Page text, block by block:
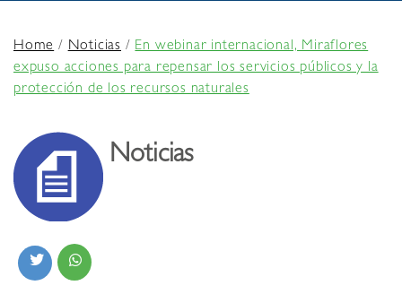
Home/Noticias /En webinar internacional, Miraflores
expuso acciones para repensar los servicios públicos y la
protección de los recursos naturales
Noticias